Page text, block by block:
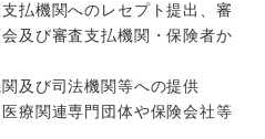
払機関へのレセプト提出、審
及び審査支払機関・保険者か
及び司法機関等への提供
療関連専門団体や保険会社等